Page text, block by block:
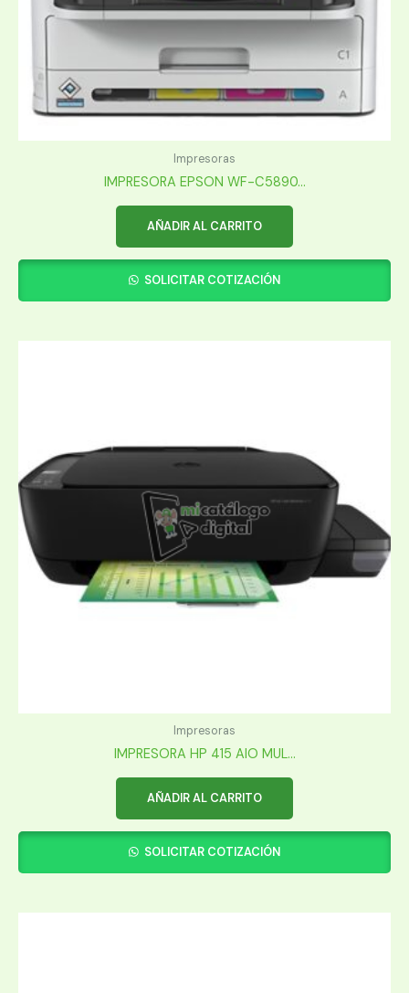
Impresoras
IMPRESORA EPSON WF-C5890...
AÑADIR AL CARRITO
SOLICITAR COTIZACIÓN
Impresoras
IMPRESORA HP 415 AIO MUL...
AÑADIR AL CARRITO
SOLICITAR COTIZACIÓN